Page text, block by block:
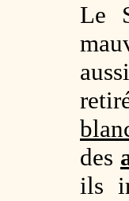
Le
des
ils